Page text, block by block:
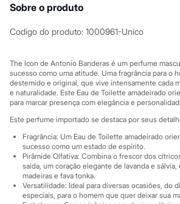
Calçados
Botas
Chinelos
Rasteirinhas
Sapatilhas
Tênis
Marcas
City
Clock House
Mindset
Sawary
Yessica
Moda esportiva
Acessórios
Blusas
Calçados
Leggings
Sobre o produto
Codigo do produto: 1000961-Unico
The Icon de Antonio Banderas é um perfume
sucesso como uma atitude. Uma fragrância para o
destemido e original, que vive intensamente cada
e naturalidade. Este Eau de Toilette amadeirado
para marcar presença com elegância e
Este perfume importado se destaca por seus
Fragrância: Um Eau de Toilette amadeirado
sucesso como um estado de espírito.
Pirâmide Olfativa: Combina o frescor dos
saída, um coração elegante de lavanda e
madeiras e fava tonka.
Versatilidade: Ideal para diversas ocasiões, do
especiais, para o homem que quer deixar sua